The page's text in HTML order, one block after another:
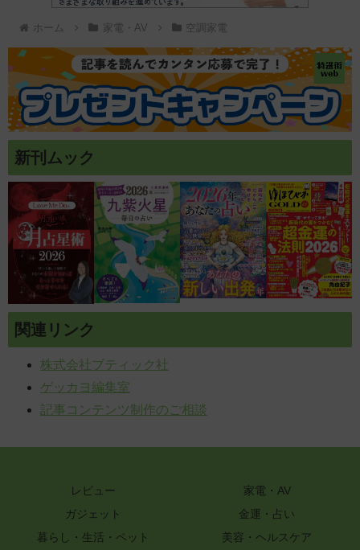
ホーム 家電・AV 空調家電
新刊ムック
関連リンク
株式会社ブティック社
ゲッカヨ編集室
記事コンテンツ制作のご相談
レビュー
家電・AV
ガジェット
金運・占い
暮らし・生活・ペット
美容・ヘルスケア